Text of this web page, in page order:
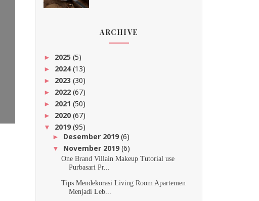
ARCHIVE
► 2025 (5)
► 2024(13)
► 2023 (30)
► 2022 (67)
► 2021 (50)
► 2020 (67)
▼ 2019(95)
► Desember 2019(6)
▼ November 2019(6)
One Brand Villain Makeup Tutorial use
Purbasari Pr...
Tips Mendekorasi Living Room Apartemen
Menjadi Leb...